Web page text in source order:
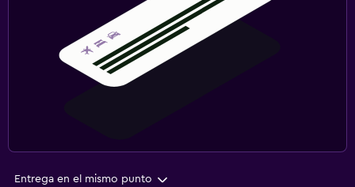
Entrega en el mismo punto